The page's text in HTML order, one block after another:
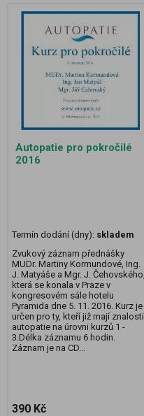
Autopatie pro pokročilé
2016
Termín dodání (dny): skladem
Zvukový záznam přednášky
MUDr. Martiny Kormundové, Ing.
J. Matyáše a Mgr. J. Čehovského,
která se konala v Praze v
kongresovém sále hotelu
Pyramida dne 5. 11. 2016. Kurz je
určen pro ty, kteří již mají znalosti
autopatie na úrovni kurzů 1 -
3.Délka záznamu 6 hodin.
Záznam je na CD...
390 Kč